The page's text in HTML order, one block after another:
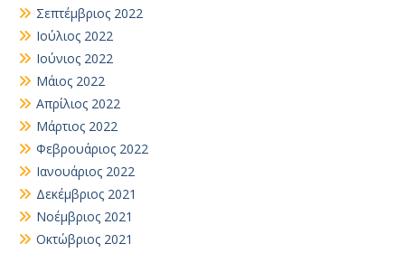
Σεπτέμβριος 2022
Ιούλιος 2022
Ιούνιος 2022
Μάιος 2022
Απρίλιος 2022
Μάρτιος 2022
Φεβρουάριος 2022
Ιανουάριος 2022
Δεκέμβριος 2021
Νοέμβριος 2021
Οκτώβριος 2021